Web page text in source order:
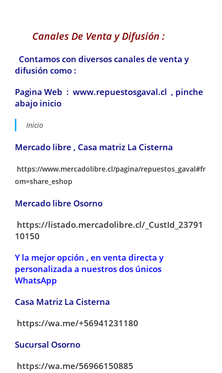
Canales De Venta y Difusión :
Contamos con diversos canales de venta y
difusión como :
Pagina Web : www.repuestosgaval.cl , pinche
abajo inicio
Inicio
Mercado libre , Casa matriz La Cisterna
https://www.mercadolibre.cl/pagina/repuestos_gaval#fr
om=share_eshop
Mercado libre Osorno
https://listado.mercadolibre.cl/_CustId_23791
10150
Y la mejor opción , en venta directa y
personalizada a nuestros dos únicos
WhatsApp
Casa Matriz La Cisterna
https://wa.me/+56941231180
Sucursal Osorno
https://wa.me/56966150885